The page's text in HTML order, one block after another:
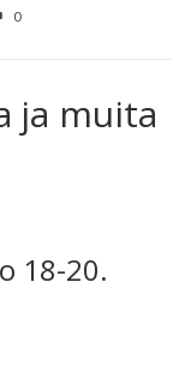
0
ja muita
18-20.